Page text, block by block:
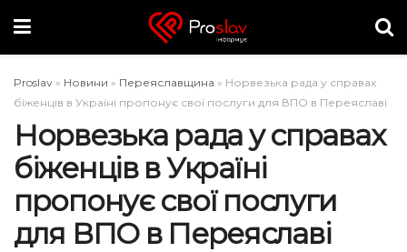
Proslav » Новини » Переяславщина » Норвезька рада у справах
біженців в Україні пропонує свої послуги для ВПО в Переяславі
Норвезька рада у справах
біженців в Україні
пропонує свої послуги
для ВПО в Переяславі